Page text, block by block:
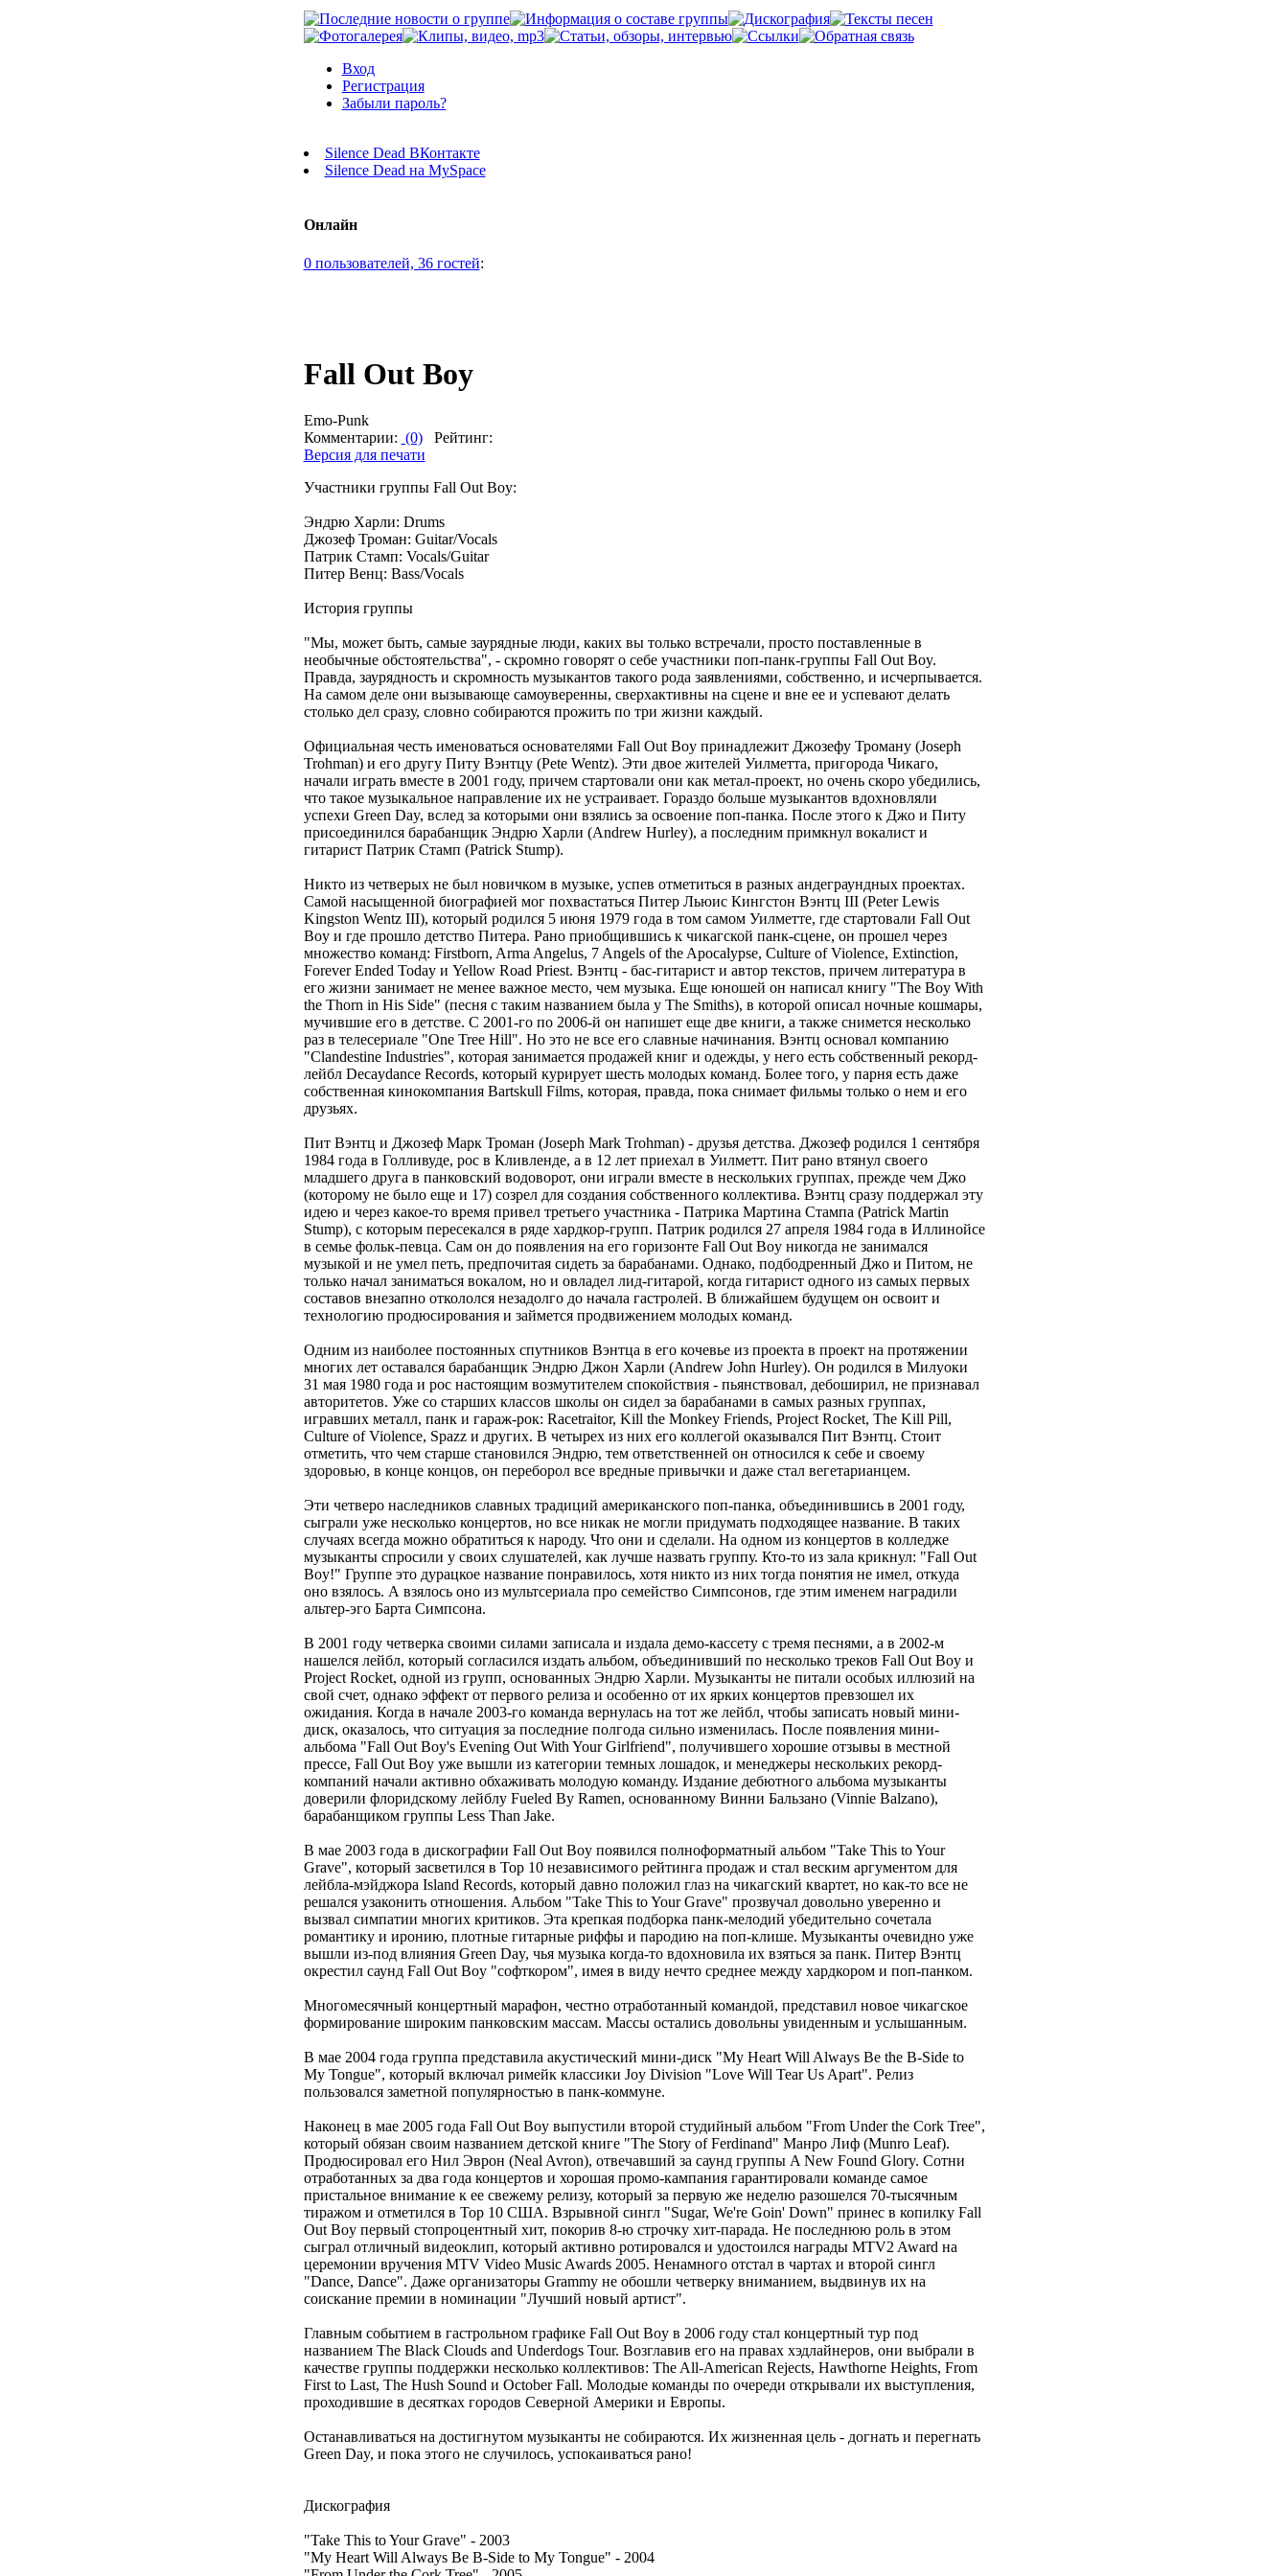
Вход
Регистрация
Забыли пароль?
Silence Dead ВКонтакте
Silence Dead на MySpace
Онлайн
0 пользователей, 36 гостей:
Fall Out Boy
Emo-Punk
Комментарии: (0)Рейтинг:
Версия для печати
Участники группы Fall Out Boy:
Эндрю Харли: Drums
Джозеф Троман: Guitar/Vocals
Патрик Cтамп: Vocals/Guitar
Питер Венц: Bass/Vocals
История группы
"Мы, может быть, самые заурядные люди, каких вы только встречали, просто поставленные в
необычные обстоятельства", - скромно говорят о себе участники поп-панк-группы Fall Out Boy.
Правда, заурядность и скромность музыкантов такого рода заявлениями, собственно, и исчерпывается.
На самом деле они вызывающе самоуверенны, сверхактивны на сцене и вне ее и успевают делать
столько дел сразу, словно собираются прожить по три жизни каждый.
Официальная честь именоваться основателями Fall Out Boy принадлежит Джозефу Троману (Joseph
Trohman) и его другу Питу Вэнтцу (Pete Wentz). Эти двое жителей Уилметта, пригорода Чикаго,
начали играть вместе в 2001 году, причем стартовали они как метал-проект, но очень скоро убедились,
что такое музыкальное направление их не устраивает. Гораздо больше музыкантов вдохновляли
успехи Green Day, вслед за которыми они взялись за освоение поп-панка. После этого к Джо и Питу
присоединился барабанщик Эндрю Харли (Andrew Hurley), а последним примкнул вокалист и
гитарист Патрик Стамп (Patrick Stump).
Никто из четверых не был новичком в музыке, успев отметиться в разных андеграундных проектах.
Самой насыщенной биографией мог похвастаться Питер Льюис Кингстон Вэнтц III (Peter Lewis
Kingston Wentz III), который родился 5 июня 1979 года в том самом Уилметте, где стартовали Fall Out
Boy и где прошло детство Питера. Рано приобщившись к чикагской панк-сцене, он прошел через
множество команд: Firstborn, Arma Angelus, 7 Angels of the Apocalypse, Culture of Violence, Extinction,
Forever Ended Today и Yellow Road Priest. Вэнтц - бас-гитарист и автор текстов, причем литература в
его жизни занимает не менее важное место, чем музыка. Еще юношей он написал книгу "The Boy With
the Thorn in His Side" (песня с таким названием была у The Smiths), в которой описал ночные кошмары,
мучившие его в детстве. С 2001-го по 2006-й он напишет еще две книги, а также снимется несколько
раз в телесериале "One Tree Hill". Но это не все его славные начинания. Вэнтц основал компанию
"Clandestine Industries", которая занимается продажей книг и одежды, у него есть собственный рекорд-
лейбл Decaydance Records, который курирует шесть молодых команд. Более того, у парня есть даже
собственная кинокомпания Bartskull Films, которая, правда, пока снимает фильмы только о нем и его
друзьях.
Пит Вэнтц и Джозеф Марк Троман (Joseph Mark Trohman) - друзья детства. Джозеф родился 1 сентября
1984 года в Голливуде, рос в Кливленде, а в 12 лет приехал в Уилметт. Пит рано втянул своего
младшего друга в панковский водоворот, они играли вместе в нескольких группах, прежде чем Джо
(которому не было еще и 17) созрел для создания собственного коллектива. Вэнтц сразу поддержал эту
идею и через какое-то время привел третьего участника - Патрика Мартина Стампа (Patrick Martin
Stump), с которым пересекался в ряде хардкор-групп. Патрик родился 27 апреля 1984 года в Иллинойсе
в семье фольк-певца. Сам он до появления на его горизонте Fall Out Boy никогда не занимался
музыкой и не умел петь, предпочитая сидеть за барабанами. Однако, подбодренный Джо и Питом, не
только начал заниматься вокалом, но и овладел лид-гитарой, когда гитарист одного из самых первых
составов внезапно откололся незадолго до начала гастролей. В ближайшем будущем он освоит и
технологию продюсирования и займется продвижением молодых команд.
Одним из наиболее постоянных спутников Вэнтца в его кочевье из проекта в проект на протяжении
многих лет оставался барабанщик Эндрю Джон Харли (Andrew John Hurley). Он родился в Милуоки
31 мая 1980 года и рос настоящим возмутителем спокойствия - пьянствовал, дебоширил, не признавал
авторитетов. Уже со старших классов школы он сидел за барабанами в самых разных группах,
игравших металл, панк и гараж-рок: Racetraitor, Kill the Monkey Friends, Project Rocket, The Kill Pill,
Culture of Violence, Spazz и других. В четырех из них его коллегой оказывался Пит Вэнтц. Стоит
отметить, что чем старше становился Эндрю, тем ответственней он относился к себе и своему
здоровью, в конце концов, он переборол все вредные привычки и даже стал вегетарианцем.
Эти четверо наследников славных традиций американского поп-панка, объединившись в 2001 году,
сыграли уже несколько концертов, но все никак не могли придумать подходящее название. В таких
случаях всегда можно обратиться к народу. Что они и сделали. На одном из концертов в колледже
музыканты спросили у своих слушателей, как лучше назвать группу. Кто-то из зала крикнул: "Fall Out
Boy!" Группе это дурацкое название понравилось, хотя никто из них тогда понятия не имел, откуда
оно взялось. А взялось оно из мультсериала про семейство Симпсонов, где этим именем наградили
альтер-эго Барта Симпсона.
В 2001 году четверка своими силами записала и издала демо-кассету с тремя песнями, а в 2002-м
нашелся лейбл, который согласился издать альбом, объединивший по несколько треков Fall Out Boy и
Project Rocket, одной из групп, основанных Эндрю Харли. Музыканты не питали особых иллюзий на
свой счет, однако эффект от первого релиза и особенно от их ярких концертов превзошел их
ожидания. Когда в начале 2003-го команда вернулась на тот же лейбл, чтобы записать новый мини-
диск, оказалось, что ситуация за последние полгода сильно изменилась. После появления мини-
альбома "Fall Out Boy's Evening Out With Your Girlfriend", получившего хорошие отзывы в местной
прессе, Fall Out Boy уже вышли из категории темных лошадок, и менеджеры нескольких рекорд-
компаний начали активно обхаживать молодую команду. Издание дебютного альбома музыканты
доверили флоридскому лейблу Fueled By Ramen, основанному Винни Бальзано (Vinnie Balzano),
барабанщиком группы Less Than Jake.
В мае 2003 года в дискографии Fall Out Boy появился полноформатный альбом "Take This to Your
Grave", который засветился в Тор 10 независимого рейтинга продаж и стал веским аргументом для
лейбла-мэйджора Island Records, который давно положил глаз на чикагский квартет, но как-то все не
решался узаконить отношения. Альбом "Take This to Your Grave" прозвучал довольно уверенно и
вызвал симпатии многих критиков. Эта крепкая подборка панк-мелодий убедительно сочетала
романтику и иронию, плотные гитарные риффы и пародию на поп-клише. Музыканты очевидно уже
вышли из-под влияния Green Day, чья музыка когда-то вдохновила их взяться за панк. Питер Вэнтц
окрестил саунд Fall Out Boy "софткором", имея в виду нечто среднее между хардкором и поп-панком.
Многомесячный концертный марафон, честно отработанный командой, представил новое чикагское
формирование широким панковским массам. Массы остались довольны увиденным и услышанным.
В мае 2004 года группа представила акустический мини-диск "My Heart Will Always Be the B-Side to
My Tongue", который включал римейк классики Joy Division "Love Will Tear Us Apart". Релиз
пользовался заметной популярностью в панк-коммуне.
Наконец в мае 2005 года Fall Out Boy выпустили второй студийный альбом "From Under the Cork Tree",
который обязан своим названием детской книге "The Story of Ferdinand" Манро Лиф (Munro Leaf).
Продюсировал его Нил Эврон (Neal Avron), отвечавший за саунд группы A New Found Glory. Сотни
отработанных за два года концертов и хорошая промо-кампания гарантировали команде самое
пристальное внимание к ее свежему релизу, который за первую же неделю разошелся 70-тысячным
тиражом и отметился в Тор 10 США. Взрывной сингл "Sugar, We're Goin' Down" принес в копилку Fall
Out Boy первый стопроцентный хит, покорив 8-ю строчку хит-парада. Не последнюю роль в этом
сыграл отличный видеоклип, который активно ротировался и удостоился награды MTV2 Award на
церемонии вручения MTV Video Music Awards 2005. Ненамного отстал в чартах и второй сингл
"Dance, Dance". Даже организаторы Grammy не обошли четверку вниманием, выдвинув их на
соискание премии в номинации "Лучший новый артист".
Главным событием в гастрольном графике Fall Out Boy в 2006 году стал концертный тур под
названием The Black Clouds аnd Underdogs Tour. Возглавив его на правах хэдлайнеров, они выбрали в
качестве группы поддержки несколько коллективов: The All-American Rejects, Hawthorne Heights, From
First to Last, The Hush Sound и October Fall. Молодые команды по очереди открывали их выступления,
проходившие в десятках городов Северной Америки и Европы.
Останавливаться на достигнутом музыканты не собираются. Их жизненная цель - догнать и перегнать
Green Day, и пока этого не случилось, успокаиваться рано!
Дискография
"Take This to Your Grave" - 2003
"My Heart Will Always Be B-Side to My Tongue" - 2004